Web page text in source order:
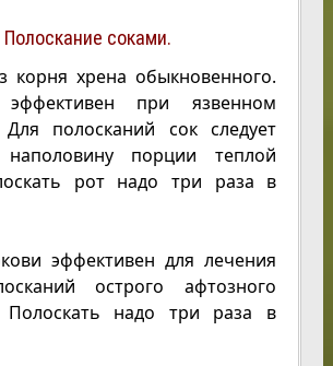
Полоскание соками.
хрена обыкновенного.
при язвенном
Для полосканий сок следует
наполовину порции теплой
рот надо три раза в
эффективен для лечения
острого афтозного
Полоскать надо три раза в